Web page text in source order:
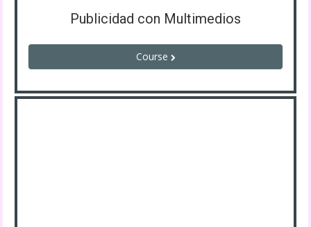
Publicidad con Multimedios
Course